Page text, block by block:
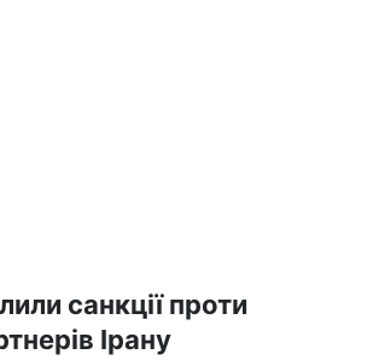
санкції проти
Ірану